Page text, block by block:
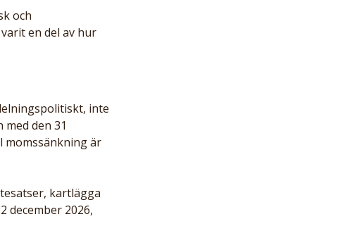
och
en del av hur
inte
den 31
momssänkning är
kartlägga
december 2026,